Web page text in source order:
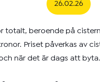
26.02.26
totalt, beroende på
Priset påverkas av
när det är dags att byta.